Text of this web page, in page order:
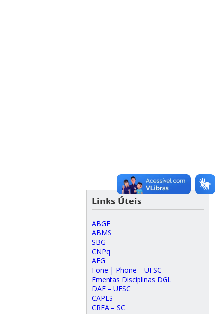
Links Úteis
ABGE
ABMS
SBG
CNPq
AEG
Fone | Phone – UFSC
Ementas Disciplinas DGL
DAE – UFSC
CAPES
CREA – SC